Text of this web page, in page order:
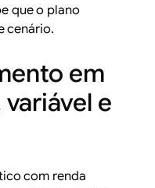
que o plano
cenário.
em
e
com renda